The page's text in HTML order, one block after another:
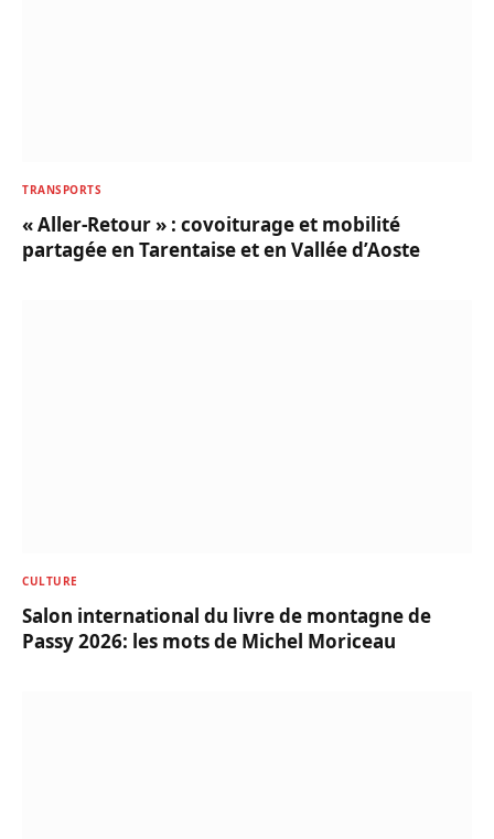
TRANSPORTS
« Aller-Retour » : covoiturage et mobilité
partagée en Tarentaise et en Vallée d’Aoste
CULTURE
Salon international du livre de montagne de
Passy 2026: les mots de Michel Moriceau